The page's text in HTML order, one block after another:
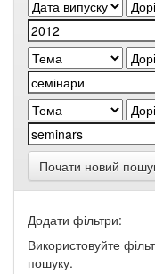
Почати новий
Додати фільтри:
Використовуйте
пошуку.